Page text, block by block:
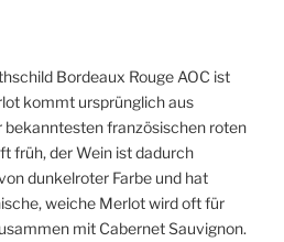
Bordeaux Rouge AOC ist
kommt ursprünglich aus
bekanntesten französischen roten
früh, der Wein ist dadurch
dunkelroter Farbe und hat
weiche Merlot wird oft für
mit Cabernet Sauvignon.